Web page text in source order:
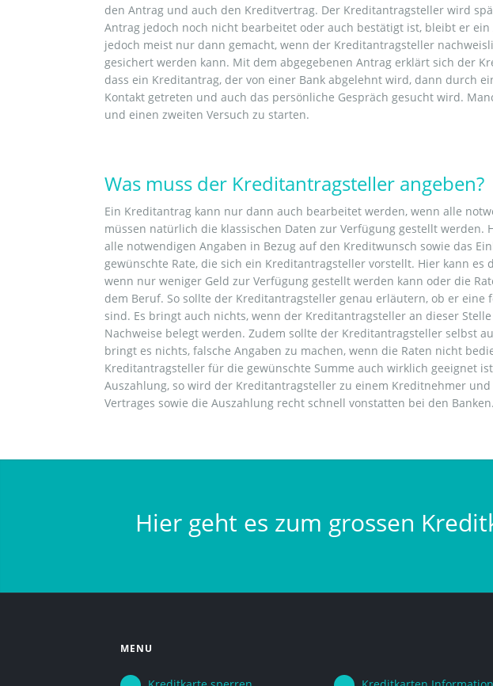
den Antrag und auch den Kreditvertrag. Der Kreditantragsteller wird
Antrag jedoch noch nicht bearbeitet oder auch bestätigt ist, bleibt er
jedoch meist nur dann gemacht, wenn der Kreditantragsteller
gesichert werden kann. Mit dem abgegebenen Antrag erklärt sich der
dass ein Kreditantrag, der von einer Bank abgelehnt wird, dann durch
Kontakt getreten und auch das persönliche Gespräch gesucht wird.
und einen zweiten Versuch zu starten.
Was muss der Kreditantragsteller angeben?
Ein Kreditantrag kann nur dann auch bearbeitet werden, wenn alle
müssen natürlich die klassischen Daten zur Verfügung gestellt
alle notwendigen Angaben in Bezug auf den Kreditwunsch sowie das
gewünschte Rate, die sich ein Kreditantragsteller vorstellt. Hier kann
wenn nur weniger Geld zur Verfügung gestellt werden kann oder die
dem Beruf. So sollte der Kreditantragsteller genau erläutern, ob er
sind. Es bringt auch nichts, wenn der Kreditantragsteller an dieser
Nachweise belegt werden. Zudem sollte der Kreditantragsteller selbst
bringt es nichts, falsche Angaben zu machen, wenn die Raten nicht
Kreditantragsteller für die gewünschte Summe auch wirklich geeignet
Auszahlung, so wird der Kreditantragsteller zu einem Kreditnehmer
Vertrages sowie die Auszahlung recht schnell vonstatten bei den Banken.
Hier geht es zum grossen
MENU